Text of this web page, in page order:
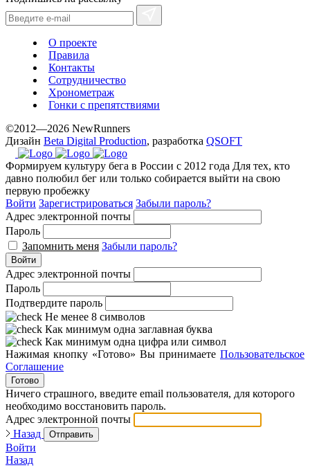
О проекте
Правила
Контакты
Сотрудничество
Хронометраж
Гонки с препятствиями
©2012—2026 NewRunners
Дизайн Beta Digital Production, разработка QSOFT
Формируем культуру бега в России с 2012 года Для тех, кто
давно полюбил бег или только собирается выйти на свою
первую пробежку
Войти Зарегистрироваться Забыли пароль?
Адрес электронной почты
Пароль
Запомнить меня Забыли пароль?
Войти
Адрес электронной почты
Пароль
Подтвердите пароль
Не менее 8 символов
Как минимум одна заглавная буква
Как минимум одна цифра или символ
Нажимая кнопку «Готово» Вы принимаете Пользовательское
Соглашение
Готово
Ничего страшного, введите email пользователя, для которого
необходимо восстановить пароль.
Адрес электронной почты
Назад
Отправить
Войти
Назад